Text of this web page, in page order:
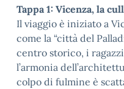
Tappa 1: Vicenza, la
Il viaggio è iniziato a
come la “città del
centro storico, i
l’armonia
colpo di fulmine è